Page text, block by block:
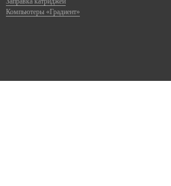
Компьютеры «Градиент»